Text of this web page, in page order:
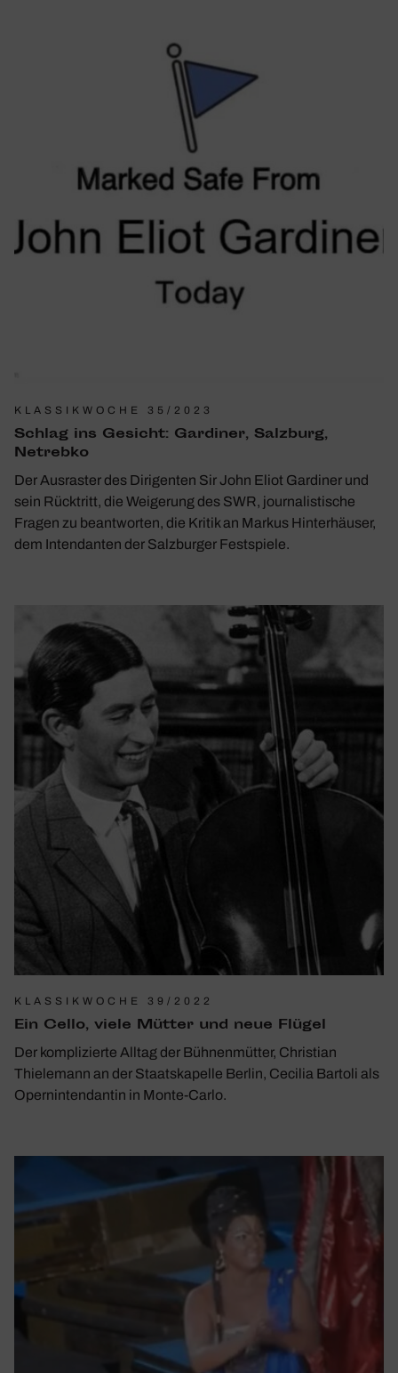
KLASSIKWOCHE 35/2023
Schlag ins Gesicht: Gardiner, Salz­burg,
Netrebko
Der Ausraster des Dirigenten Sir John Eliot Gardiner und
sein Rücktritt, die Weigerung des SWR, journalistische
Fragen zu beantworten, die Kritik an Markus Hinterhäuser,
dem Intendanten der Salzburger Festspiele.
KLASSIKWOCHE 39/2022
Ein Cello, viele Mütter und neue Flügel
Der komplizierte Alltag der Bühnenmütter, Christian
Thielemann an der Staatskapelle Berlin, Cecilia Bartoli als
Opernintendantin in Monte-Carlo.